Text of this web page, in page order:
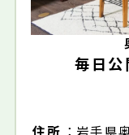
毎日公
住所 岩手県